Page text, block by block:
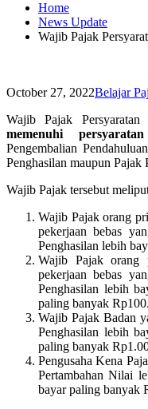
Home
News Update
Wajib Pajak
October 27, 2022Belajar
Wajib Pajak
memenuhi
Pengembalian
Penghasilan maupun Pajak
Wajib Pajak tersebut
Wajib Pajak orang
pekerjaan bebas
Penghasilan lebih
Wajib Pajak orang
pekerjaan bebas
Penghasilan lebih
paling banyak
Wajib Pajak Badan
Penghasilan lebih
paling banyak
Pengusaha Kena
Pertambahan Nilai
bayar paling banyak